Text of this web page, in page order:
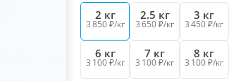
2 кг
3 850 ₽/кг
2.5 кг
3 650 ₽/кг
3 кг
3 450 ₽/кг
6 кг
3 100 ₽/кг
7 кг
3 100 ₽/кг
8 кг
3 100 ₽/кг